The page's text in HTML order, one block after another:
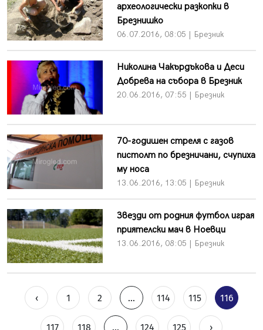
археологически разкопки в
Брезнишко
06.07.2016, 08:05 | Брезник
Николина Чакърдъкова и Деси
Добрева на събора в Брезник
20.06.2016, 07:55 | Брезник
70-годишен стреля с газов
пистолт по брезничани, счупиха
му носа
13.06.2016, 13:05 | Брезник
Звезди от родния футбол играя
приятелски мач в Ноевци
13.06.2016, 08:05 | Брезник
‹ 1 2 ... 114 115 116
117 118 ... 124 125 ›